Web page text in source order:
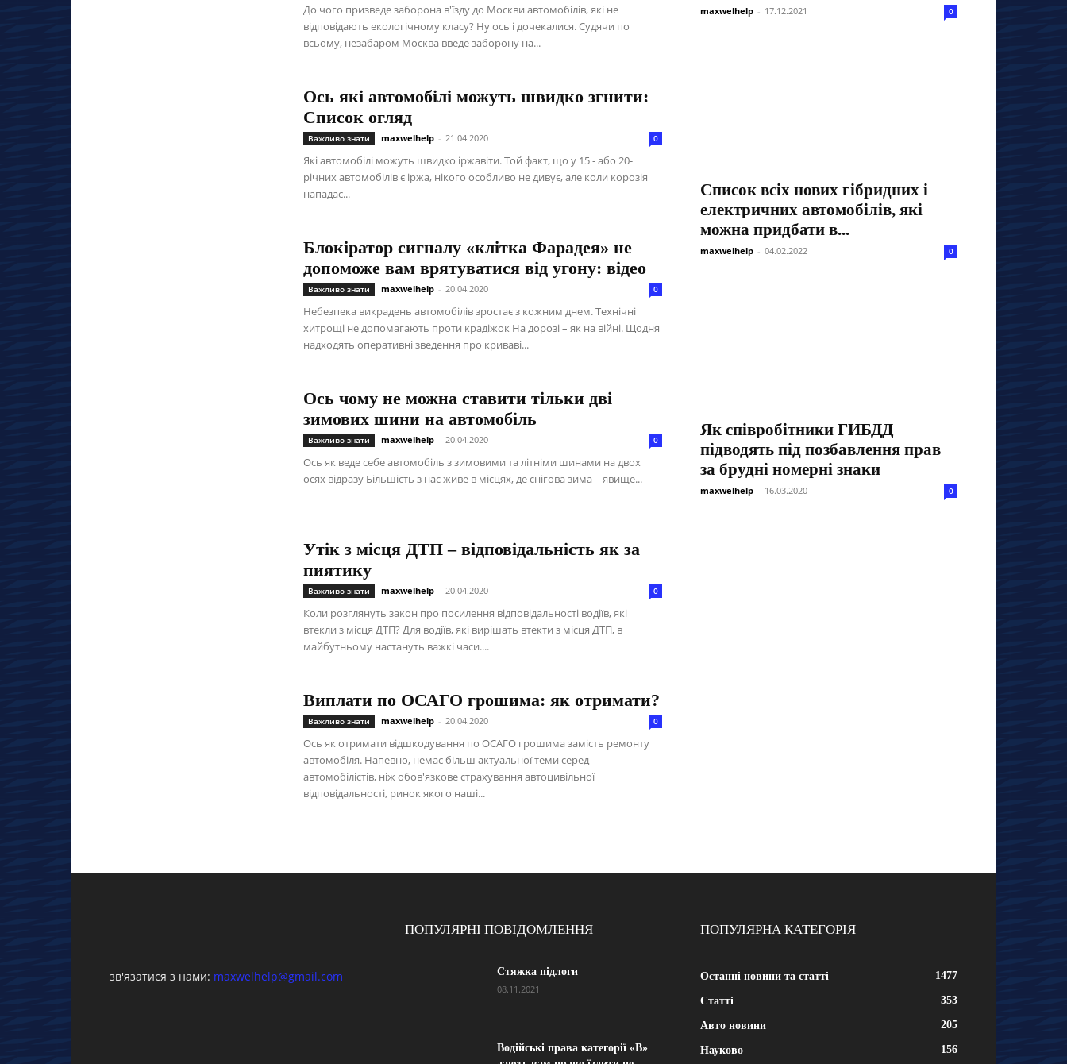
До чого призведе заборона в'їзду до Москви автомобілів, які не
відповідають екологічному класу? Ну ось і дочекалися. Судячи по
всьому, незабаром Москва введе заборону на...
Ось які автомобілі можуть швидко згнити:
Список огляд
Важливо знати maxwelhelp - 21.04.2020 0
Які автомобілі можуть швидко іржавіти. Той факт, що у 15 - або 20-
річних автомобілів є іржа, нікого особливо не дивує, але коли корозія
нападає...
Блокіратор сигналу «клітка Фарадея» не
допоможе вам врятуватися від угону: відео
Важливо знати maxwelhelp - 20.04.2020 0
Небезпека викрадень автомобілів зростає з кожним днем. Технічні
хитрощі не допомагають проти крадіжок На дорозі – як на війні. Щодня
надходять оперативні зведення про криваві...
Ось чому не можна ставити тільки дві
зимових шини на автомобіль
Важливо знати maxwelhelp - 20.04.2020 0
Ось як веде себе автомобіль з зимовими та літніми шинами на двох
осях відразу Більшість з нас живе в місцях, де снігова зима – явище...
Утік з місця ДТП – відповідальність як за
пиятику
Важливо знати maxwelhelp - 20.04.2020 0
Коли розглянуть закон про посилення відповідальності водіїв, які
втекли з місця ДТП? Для водіїв, які вирішать втекти з місця ДТП, в
майбутньому настануть важкі часи....
Виплати по ОСАГО грошима: як отримати?
Важливо знати maxwelhelp - 20.04.2020 0
Ось як отримати відшкодування по ОСАГО грошима замість ремонту
автомобіля. Напевно, немає більш актуальної теми серед
автомобілістів, ніж обов'язкове страхування автоцивільної
відповідальності, ринок якого наші...
maxwelhelp - 17.12.2021 0
Список всіх нових гібридних і
електричних автомобілів, які
можна придбати в...
maxwelhelp - 04.02.2022 0
Як співробітники ГИБДД
підводять під позбавлення прав
за брудні номерні знаки
maxwelhelp - 16.03.2020 0
зв'язатися з нами: maxwelhelp@gmail.com
ПОПУЛЯРНІ ПОВІДОМЛЕННЯ
Стяжка підлоги
08.11.2021
Водійські права категорії «B»
ПОПУЛЯРНА КАТЕГОРІЯ
Останні новини та статті 1477
Статті 353
Авто новини 205
Науково 156